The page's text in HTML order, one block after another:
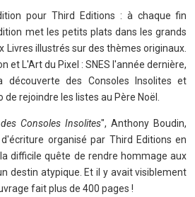
pour Third Editions : à chaque fin
met les petits plats dans les grands
Livres illustrés sur des thèmes originaux.
et L'Art du Pixel : SNES l'année dernière,
des Consoles Insolites et
de rejoindre les listes au Père Noël.
Consoles Insolites", Anthony Boudin,
organisé par Third Editions en
difficile quête de rendre hommage aux
destin atypique. Et il y avait visiblement
fait plus de 400 pages !